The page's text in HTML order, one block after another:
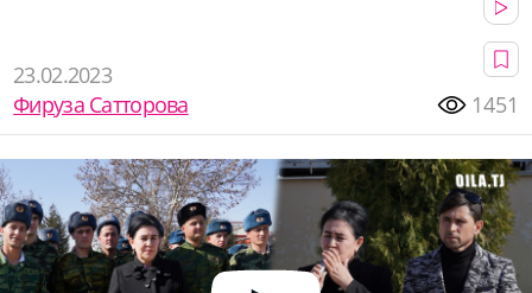
23.02.2023
Фируза Сатторова
1451